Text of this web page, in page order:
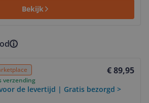
Bekijk
€ 89,95
verzending
de levertijd | Gratis bezorgd >